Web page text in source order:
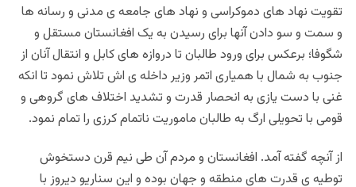
تقویت نهاد های دموکراسی و نهاد های جامعه ی مدنی و رسانه ها
و سمت و سو دادن آنها برای رسیدن به یک افغانستان مستقل و
شگوفا؛ برعکس برای ورود طالبان تا دروازه های کابل و انتقال آنان از
جنوب به شمال با همیاری اتمر وزیر داخله ی اش تلاش نمود تا انکه
غنی با دست یازی به انحصار قدرت و تشدید اختلاف های گروهی و
قومی با تحویلی ارگ به طالبان ماموریت ناتمام کرزی را تمام نمود.
از آنچه گفته آمد. افغانستان و مردم آن طی نیم قرن دستخوش
توطیه ی قدرت های منطقه و جهان بوده و این سناریو دیروز با